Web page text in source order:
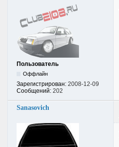
Пользователь
Оффлайн
Зарегистрирован: 2008-12-09
Сообщений: 202
Sanasovich